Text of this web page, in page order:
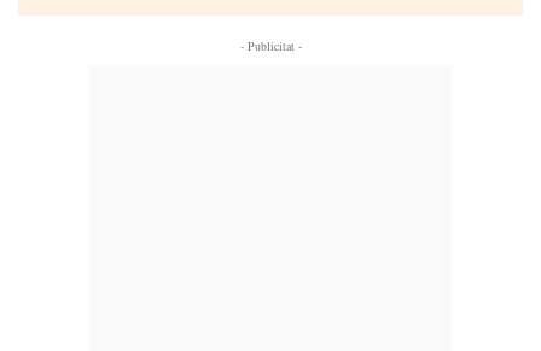
- Publicitat -